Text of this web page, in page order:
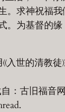
。求神祝福我
。为基督的缘
入世的清教徒
：古旧福音